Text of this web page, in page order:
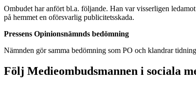
Ombudet har anfört bl.a. följande. Han var visserligen
på hemmet en oförsvarlig publicitetsskada.
Pressens Opinionsnämnds bedömning
Nämnden gör samma bedömning som PO och klandrar
Följ Medieombudsmannen i sociala